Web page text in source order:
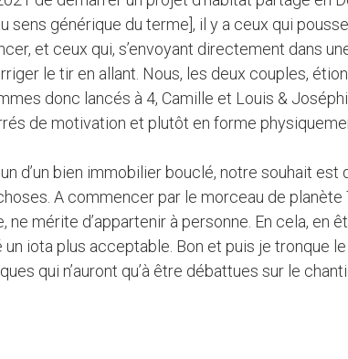
sens générique du terme], il y a ceux qui
et ceux qui, s’envoyant directement dans
le tir en allant. Nous, les deux couples,
donc lancés à 4, Camille et Louis &
de motivation et plutôt en forme
d’un bien immobilier bouclé, notre souhait est
A commencer par le morceau de planète
ne mérite d’appartenir à personne. En cela, en
un iota plus acceptable. Bon et puis je tronque
qui n’auront qu’à être débattues sur le